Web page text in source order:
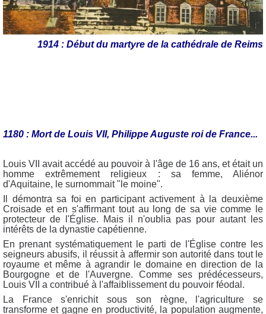
1914 : Début du martyre de la cathédrale de Reims
1180 : Mort de Louis VII, Philippe Auguste roi de France...
Louis VII avait accédé au pouvoir à l'âge de 16 ans, et était un
homme extrêmement religieux : sa femme, Aliénor
d'Aquitaine, le surnommait "le moine".
Il démontra sa foi en participant activement à la deuxième
Croisade et en s'affirmant tout au long de sa vie comme le
protecteur de l'Église. Mais il n'oublia pas pour autant les
intérêts de la dynastie capétienne.
En prenant systématiquement le parti de l'Église contre les
seigneurs abusifs, il réussit à affermir son autorité dans tout le
royaume et même à agrandir le domaine en direction de la
Bourgogne et de l'Auvergne. Comme ses prédécesseurs,
Louis VII a contribué à l'affaiblissement du pouvoir féodal.
La France s'enrichit sous son règne, l'agriculture se
transforme et gagne en productivité, la population augmente,